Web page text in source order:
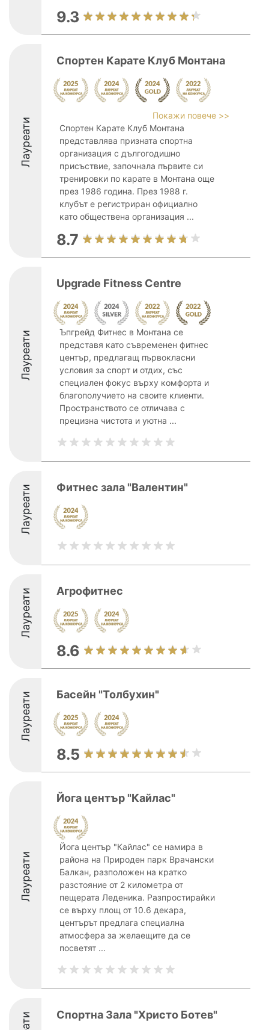
9.3
Лауреати
Спортен Карате Клуб Монтана
Покажи повече >>
Спортен Карате Клуб Монтана
представлява призната спортна
организация с дългогодишно
присъствие, започнала първите си
тренировки по карате в Монтана още
през 1986 година. През 1988 г.
клубът е регистриран официално
като обществена организация ...
8.7
Лауреати
Upgrade Fitness Centre
Ъпгрейд Фитнес в Монтана се
представя като съвременен фитнес
център, предлагащ първокласни
условия за спорт и отдих, със
специален фокус върху комфорта и
благополучието на своите клиенти.
Пространството се отличава с
прецизна чистота и уютна ...
Лауреати Фитнес зала "Валентин"
Лауреати Агрофитнес
8.6
Лауреати Басейн "Толбухин"
8.5
Лауреати
Йога център "Кайлас"
Йога център "Кайлас" се намира в
района на Природен парк Врачански
Балкан, разположен на кратко
разстояние от 2 километра от
пещерата Леденика. Разпростирайки
се върху площ от 10.6 декара,
центърът предлага специална
атмосфера за желаещите да се
посветят ...
Спортна Зала "Христо Ботев"